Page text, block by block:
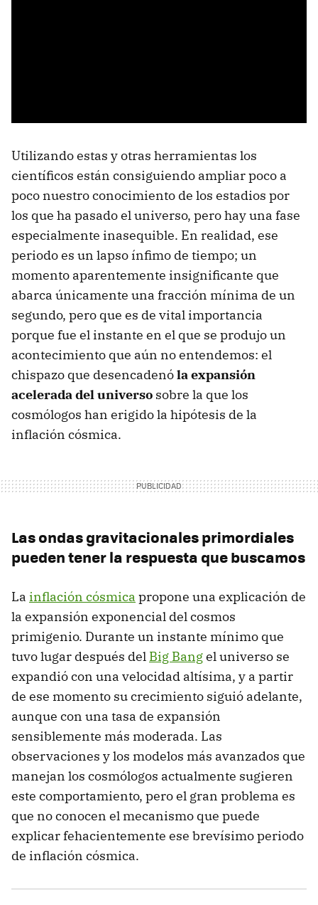
Utilizando estas y otras herramientas los
científicos están consiguiendo ampliar poco a
poco nuestro conocimiento de los estadios por
los que ha pasado el universo, pero hay una fase
especialmente inasequible. En realidad, ese
periodo es un lapso ínfimo de tiempo; un
momento aparentemente insignificante que
abarca únicamente una fracción mínima de un
segundo, pero que es de vital importancia
porque fue el instante en el que se produjo un
acontecimiento que aún no entendemos: el
chispazo que desencadenóla expansión
acelerada del universo sobre la que los
cosmólogos han erigido la hipótesis de la
inflación cósmica.
Las ondas gravitacionales primordiales
pueden tener la respuesta que buscamos
La inflación cósmica propone una explicación de
la expansión exponencial del cosmos
primigenio. Durante un instante mínimo que
tuvo lugar después del Big Bangel universo se
expandió con una velocidad altísima, y a partir
de ese momento su crecimiento siguió adelante,
aunque con una tasa de expansión
sensiblemente más moderada. Las
observaciones y los modelos más avanzados que
manejan los cosmólogos actualmente sugieren
este comportamiento, pero el gran problema es
que no conocen el mecanismo que puede
explicar fehacientemente ese brevísimo periodo
de inflación cósmica.